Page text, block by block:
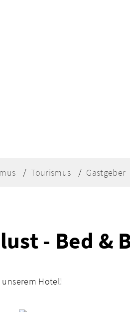
Tourismus Gastgeber
- Bed &
Hotel!